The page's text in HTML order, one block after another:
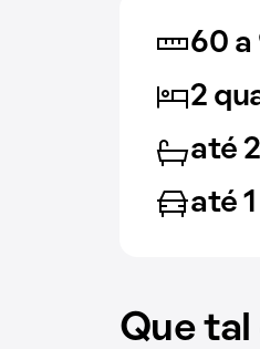
60 a
2
até
até
Que